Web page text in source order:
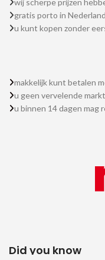
wij scherpe prijzen
gratis porto in
u kunt kopen zonder
makkelijk kunt betalen
u geen vervelende
u binnen 14 dagen mag
Did you know